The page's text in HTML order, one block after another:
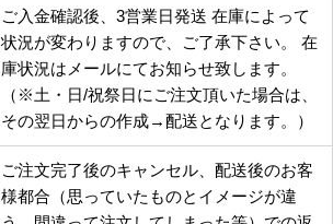
ご入金確認後、3営業日発送 在庫によって
状況が変わりますので、ご了承下さい。 在
庫状況はメールにてお知らせ致します。
（※土・日/祝祭日にご注文頂いた場合は、
その翌日からの作成→配送となります。）
ご注文完了後のキャンセル、配送後のお客
様都合（思っていたものとイメージが違